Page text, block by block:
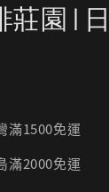
莊園 |
滿1500免運
滿2000免運